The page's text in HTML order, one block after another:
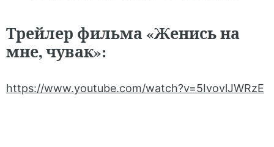
Трейлер фильма «Женись на
мне, чувак»:
https://www.youtube.com/watch?v=5IvovlJWRzE